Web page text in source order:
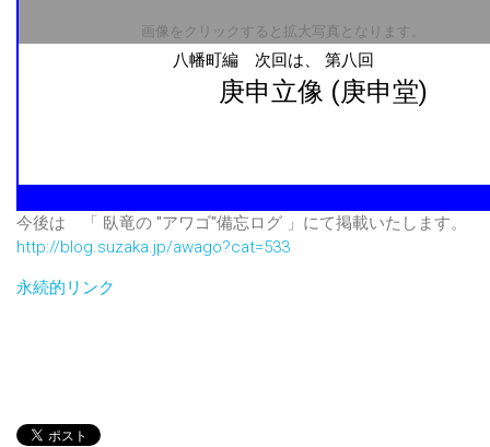
画像をクリックすると拡大写真となります。
八幡町編 次回は、 第八回
庚申立像 (庚申堂)
今後は 「 臥竜の "アワゴ"備忘ログ 」 にて掲載いたします。
http://blog.suzaka.jp/awago?cat=533
永続的リンク